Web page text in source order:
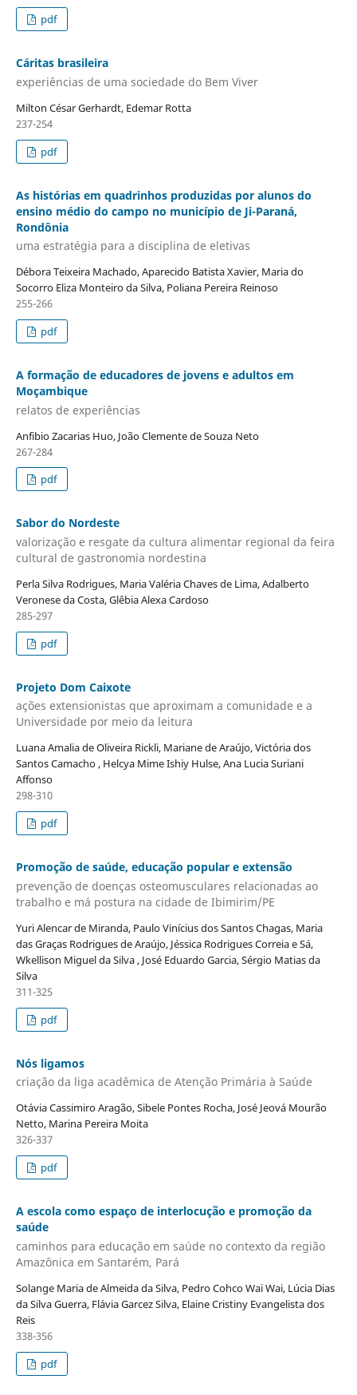
pdf
Cáritas brasileira
experiências de uma sociedade do Bem Viver
Milton César Gerhardt, Edemar Rotta
237-254
pdf
As histórias em quadrinhos produzidas por alunos do
ensino médio do campo no município de Ji-Paraná,
Rondônia
uma estratégia para a disciplina de eletivas
Débora Teixeira Machado, Aparecido Batista Xavier, Maria do
Socorro Eliza Monteiro da Silva, Poliana Pereira Reinoso
255-266
pdf
A formação de educadores de jovens e adultos em
Moçambique
relatos de experiências
Anfibio Zacarias Huo, João Clemente de Souza Neto
267-284
pdf
Sabor do Nordeste
valorização e resgate da cultura alimentar regional da feira
cultural de gastronomia nordestina
Perla Silva Rodrigues, Maria Valéria Chaves de Lima, Adalberto
Veronese da Costa, Glêbia Alexa Cardoso
285-297
pdf
Projeto Dom Caixote
ações extensionistas que aproximam a comunidade e a
Universidade por meio da leitura
Luana Amalia de Oliveira Rickli, Mariane de Araújo, Victória dos
Santos Camacho , Helcya Mime Ishiy Hulse, Ana Lucia Suriani
Affonso
298-310
pdf
Promoção de saúde, educação popular e extensão
prevenção de doenças osteomusculares relacionadas ao
trabalho e má postura na cidade de Ibimirim/PE
Yuri Alencar de Miranda, Paulo Vinícius dos Santos Chagas, Maria
das Graças Rodrigues de Araújo, Jéssica Rodrigues Correia e Sá,
Wkellison Miguel da Silva , José Eduardo Garcia, Sérgio Matias da
Silva
311-325
pdf
Nós ligamos
criação da liga acadêmica de Atenção Primária à Saúde
Otávia Cassimiro Aragão, Sibele Pontes Rocha, José Jeová Mourão
Netto, Marina Pereira Moita
326-337
pdf
A escola como espaço de interlocução e promoção da
saúde
caminhos para educação em saúde no contexto da região
Amazônica em Santarém, Pará
Solange Maria de Almeida da Silva, Pedro Cohco Wai Wai, Lúcia Dias
da Silva Guerra, Flávia Garcez Silva, Elaine Cristiny Evangelista dos
Reis
338-356
pdf